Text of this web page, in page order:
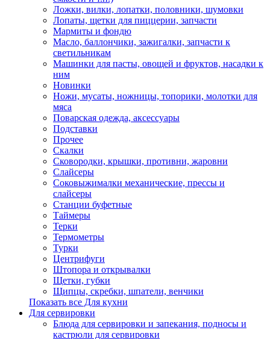
Ложки, вилки, лопатки, половники, шумовки
Лопаты, щетки для пиццерии, запчасти
Мармиты и фондю
Масло, баллончики, зажигалки, запчасти к
светильникам
Машинки для пасты, овощей и фруктов, насадки к
ним
Новинки
Ножи, мусаты, ножницы, топорики, молотки для
мяса
Поварская одежда, аксессуары
Подставки
Прочее
Скалки
Сковородки, крышки, противни, жаровни
Слайсеры
Соковыжималки механические, прессы и
слайсеры
Станции буфетные
Таймеры
Терки
Термометры
Турки
Центрифуги
Штопора и открывалки
Щетки, губки
Щипцы, скребки, шпатели, венчики
Показать все Для кухни
Для сервировки
Блюда для сервировки и запекания, подносы и
кастрюли для сервировки